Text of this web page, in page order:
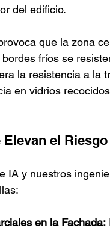
del edificio.
que la zona
fríos se
la resistencia a la
en vidrios
el
IA y nuestros
en la Fachada: